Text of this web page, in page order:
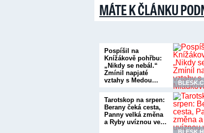
MÁTE K ČLÁNKU
Pospíšil na
Knížákově pohřbu:
„Nikdy se nebál.“
Zmínil napjaté
vztahy s Medou…
Tarotskop na srpen:
Berany čeká cesta,
Panny velká změna
a Ryby uvíznou ve…